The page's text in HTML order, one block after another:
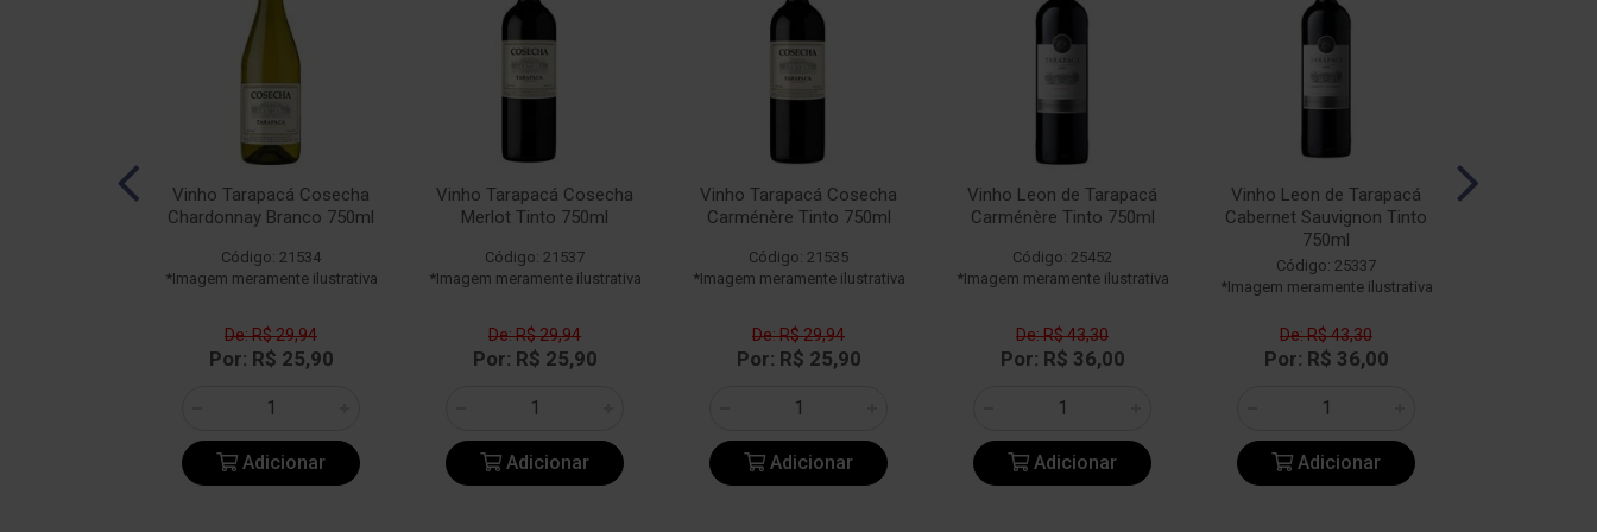
Vinho Tarapacá Cosecha
Chardonnay Branco 750ml
Código: 21534
*Imagem meramente ilustrativa
De: R$ 29,94
Por: R$ 25,90
Adicionar
Vinho Tarapacá Cosecha
Merlot Tinto 750ml
Código: 21537
*Imagem meramente ilustrativa
De: R$ 29,94
Por: R$ 25,90
Adicionar
Vinho Tarapacá Cosecha
Carménère Tinto 750ml
Código: 21535
*Imagem meramente ilustrativa
De: R$ 29,94
Por: R$ 25,90
Adicionar
Vinho Leon de Tarapacá
Carménère Tinto 750ml
Código: 25452
*Imagem meramente ilustrativa
De: R$ 43,30
Por: R$ 36,00
Adicionar
Vinho Leon de Tarapacá
Cabernet Sauvignon Tinto
750ml
Código: 25337
*Imagem meramente ilustrativa
De: R$ 43,30
Por: R$ 36,00
Adicionar